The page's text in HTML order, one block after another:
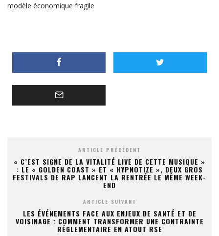
modèle économique fragile
ARTICLE PRÉCÉDENT
« C’EST SIGNE DE LA VITALITÉ LIVE DE CETTE MUSIQUE »
: LE « GOLDEN COAST » ET « HYPNOTIZE », DEUX GROS
FESTIVALS DE RAP LANCENT LA RENTRÉE LE MÊME WEEK-
END
ARTICLE SUIVANT
LES ÉVÉNEMENTS FACE AUX ENJEUX DE SANTÉ ET DE
VOISINAGE : COMMENT TRANSFORMER UNE CONTRAINTE
RÉGLEMENTAIRE EN ATOUT RSE